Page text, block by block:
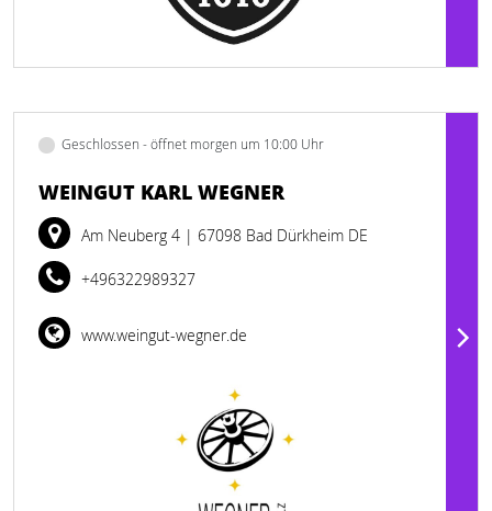
Geschlossen - öffnet morgen um 10:00 Uhr
WEINGUT KARL WEGNER
Am Neuberg 4 | 67098 Bad Dürkheim DE
+496322989327
www.weingut-wegner.de